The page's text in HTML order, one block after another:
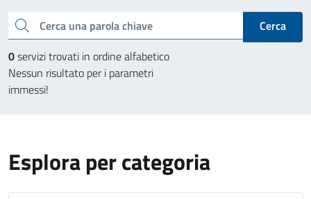
Cerca una parola chiave
Cerca
0servizi trovati in ordine alfabetico
Nessun risultato per i parametri
immessi!
Esplora per categoria